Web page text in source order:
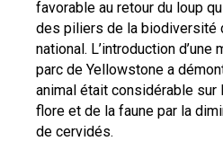
favorable au retour du loup
des piliers de la biodiversité
national. L’introduction
parc de Yellowstone a
animal était considérable sur
flore et de la faune par la
de cervidés.